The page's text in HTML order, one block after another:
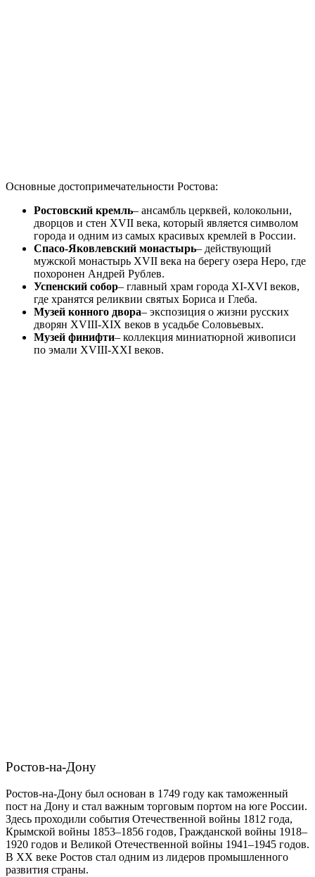
Основные достопримечательности Ростова:
Ростовский кремль– ансамбль церквей, колокольни,
дворцов и стен XVII века, который является символом
города и одним из самых красивых кремлей в России.
Спасо-Яковлевский монастырь– действующий
мужской монастырь XVII века на берегу озера Неро, где
похоронен Андрей Рублев.
Успенский собор– главный храм города XI-XVI веков,
где хранятся реликвии святых Бориса и Глеба.
Музей конного двора– экспозиция о жизни русских
дворян XVIII-XIX веков в усадьбе Соловьевых.
Музей финифти– коллекция миниатюрной живописи
по эмали XVIII-XXI веков.
Ростов-на-Дону
Ростов-на-Дону был основан в 1749 году как таможенный
пост на Дону и стал важным торговым портом на юге России.
Здесь проходили события Отечественной войны 1812 года,
Крымской войны 1853–1856 годов, Гражданской войны 1918–
1920 годов и Великой Отечественной войны 1941–1945 годов.
В XX веке Ростов стал одним из лидеров промышленного
развития страны.